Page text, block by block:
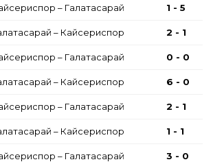
– Галатасарай 1 - 5
– Кайсериспор 2 - 1
– Галатасарай 0 - 0
– Кайсериспор 6 - 0
– Галатасарай 2 - 1
– Кайсериспор 1 - 1
– Галатасарай 3 - 0